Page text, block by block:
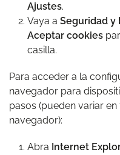
Ajustes.
Vaya a Seguridad y
Aceptar cookies
casilla.
Para acceder a la
navegador para
pasos (pueden variar
navegador):
Abra Internet